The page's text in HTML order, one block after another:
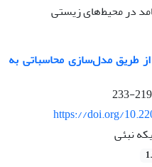
در محیط‌های زیستی
طریق مدل‌سازی محاسباتی به
219-233
https://doi.org/
نبئی